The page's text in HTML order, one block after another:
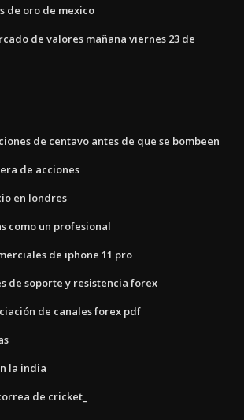
de oro de mexico
de valores mañana viernes 23 de
de centavo antes de que se bombeen
de acciones
en londres
como un profesional
de iphone 11 pro
de soporte y resistencia forex
de canales forex pdf
la india
de cricket_